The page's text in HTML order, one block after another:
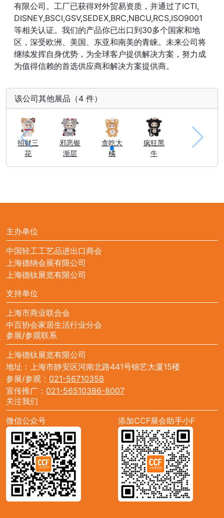
有限公司。工厂已获得对外贸易资质，并通过了ICTI,
DISNEY,BSCI,GSV,SEDEX,BRC,NBCU,RCS,ISO9001
等相关认证。我们的产品你已出口到30多个国家和地
区，深受欧洲、美国、东亚和南美的青睐。未来公司将
继续发挥自身优势，为全球客户提供解决方案，努力成
为值得信赖的首选供应商和解决方案提供商。
该公司其他展品（4 件）
招财三
花
邪恶银
渐层
贪吃大
橘
疯狂黑
牛
主办单位
中国轻工工艺品进出口商会
上海德纳会展有限公司
上海德钛展览有限公司
支持单位
上海市商业联合会
中百协会家居生活行业分会
参展/参观联系
上海德钛展览有限公司
地址：上海市静安区河南北路441号锦艺大厦15楼
参展/参观： 021-56710358
宣传推广： 021-56510386-8007
关注我们
微信公众号
添加CCF展会助手小F